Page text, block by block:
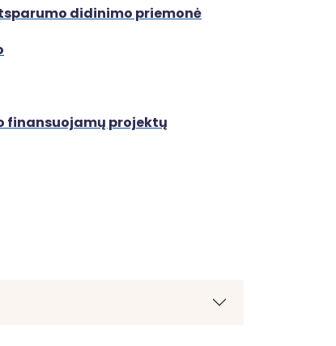
didinimo priemonė
finansuojamų projektų